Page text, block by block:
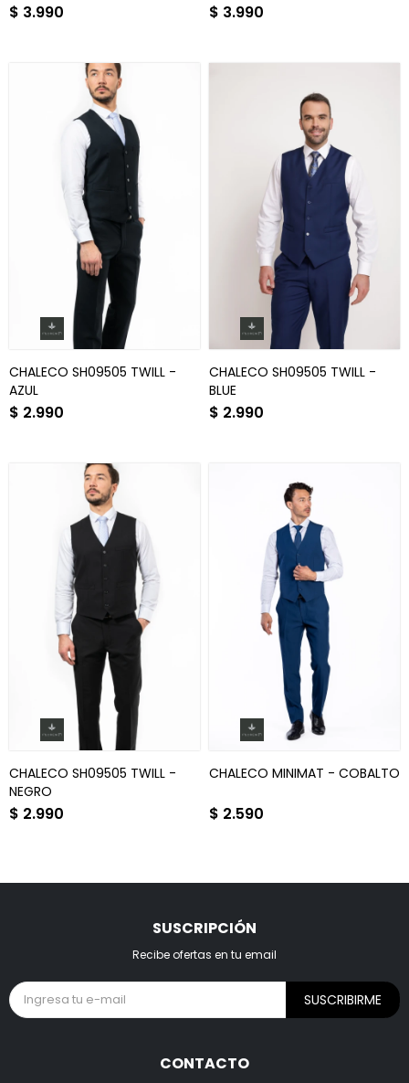
$ 3.990 $ 3.990
CHALECO SH09505 TWILL -
AZUL
$ 2.990
CHALECO SH09505 TWILL -
BLUE
$ 2.990
CHALECO SH09505 TWILL -
NEGRO
$ 2.990
CHALECO MINIMAT - COBALTO
$ 2.590
CONTACTO
SUSCRIPCIÓN
Recibe ofertas en tu email
SUSCRIBIRME